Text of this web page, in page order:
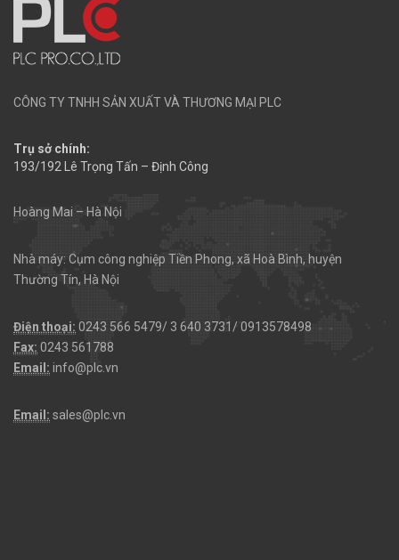
CÔNG TY TNHH SẢN XUẤT VÀ THƯƠNG MẠI PLC
Trụ sở chính:
193/192 Lê Trọng Tấn – Định Công
Hoàng Mai – Hà Nội
Nhà máy: Cụm công nghiệp Tiền Phong, xã Hoà Bình, huyện
Thường Tín, Hà Nội
Điện thoại: 0243 566 5479/ 3 640 3731/ 0913578498
Fax: 0243 561788
Email: info@plc.vn
Email: sales@plc.vn